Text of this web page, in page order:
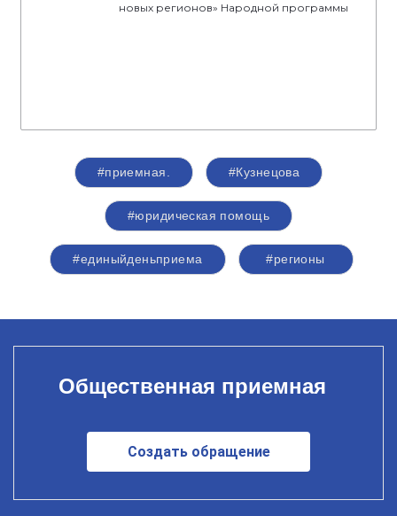
новых регионов» Народной программы
#приемная. #Кузнецова
#юридическая помощь
#единыйденьприема #регионы
Общественная приемная
Создать обращение